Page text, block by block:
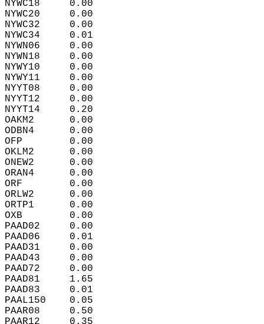
NYWC18     0.00
NYWC20     0.00
NYWC32     0.00
NYWC34     0.01
NYWN06     0.00
NYWN18     0.00
NYWY10     0.00
NYWY11     0.00
NYYT08     0.00
NYYT12     0.00
NYYT14     0.20
OAKM2      0.00
ODBN4      0.00
OFP        0.00
OKLM2      0.00
ONEW2      0.00
ORAN4      0.00
ORF        0.00
ORLW2      0.00
ORTP1      0.00
OXB        0.00
PAAD02     0.00
PAAD06     0.01
PAAD31     0.00
PAAD43     0.00
PAAD72     0.00
PAAD81     1.65
PAAD83     0.01
PAAL150    0.05
PAAR08     0.50
PAAR12     0.35